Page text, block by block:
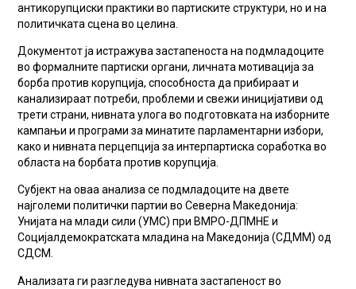
антикорупциски практики во партиските структури, но и на
политичката сцена во целина.
Документот ја истражува застапеноста на подмладоците
во формалните партиски органи, личната мотивација за
борба против корупција, способноста да прибираат и
канализираат потреби, проблеми и свежи иницијативи од
трети страни, нивната улога во подготовката на изборните
кампањи и програми за минатите парламентарни избори,
како и нивната перцепција за интерпартиска соработка во
областа на борбата против корупција.
Субјект на оваа анализа се подмладоците на двете
најголеми политички партии во Северна Македонија:
Унијата на млади сили (УМС) при ВМРО-ДПМНЕ и
Социјалдемократската младина на Македонија (СДММ) од
СДСМ.
Анализата ги разгледува нивната застапеност во